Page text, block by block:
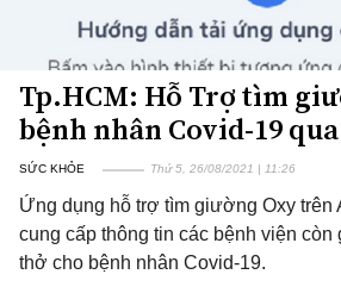
Tp.HCM: Hỗ Trợ tìm
bệnh nhân Covid-19
SỨC KHỎE Thứ 5, 26/08/2021 | 11:26
Ứng dụng hỗ trợ tìm giường Oxy trên
cung cấp thông tin các bệnh viện
thở cho bệnh nhân Covid-19.